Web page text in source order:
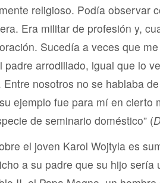
religioso. Podía observar
Era militar de profesión y,
Sucedía a veces que
padre arrodillado, igual que lo
Entre nosotros no se hablaba
ejemplo fue para mí en cierto
de seminario doméstico” (
el joven Karol Wojtyla es
a su padre que su hijo sería